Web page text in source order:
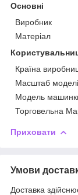
Основні
Виробник
Матеріал
Країна
Масштаб моделі
Модель
Торговельна
Приховати
Умови
Доставка